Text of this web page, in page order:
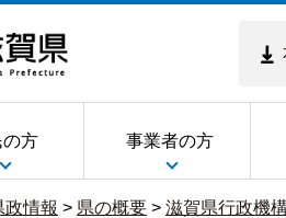
の方 事業者の方
政情報 > 県の概要 > 滋賀県行政機